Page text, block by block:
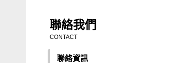
聯絡我們
CONTACT
聯絡資訊